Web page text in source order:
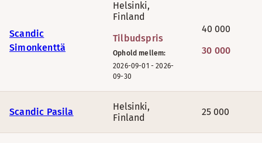
Scandic
Simonkenttä
Helsinki,
Finland
Tilbudspris
Ophold mellem:
2026-09-01 -2026-
09-30
40 000
30 000
Scandic Pasila Helsinki,
Finland
25 000